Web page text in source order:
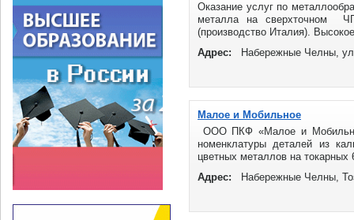
Оказание услуг по
металла на сверхточном
(производство Италия).
Адрес:
Набережные Челны,
Малое и Мобильное
ООО ПКФ «Малое и
номенклатуры деталей из
цветных металлов на
Адрес:
Набережные Челны,